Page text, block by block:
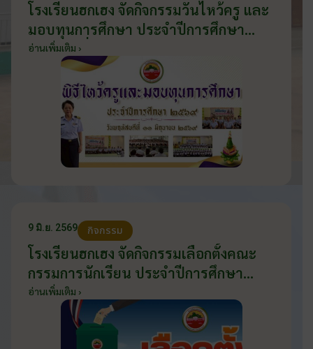
โรงเรียนฮกเฮง จัดกิจกรรมวันไหว้ครู และ
มอบทุนการศึกษา ประจำปีการศึกษา
2569 วันที่ 11 มิถุนายน 2569
อ่านเพิ่มเติม ›
9 มิ.ย. 2569 กิจกรรม
โรงเรียนฮกเฮง จัดกิจกรรมเลือกตั้งคณะ
กรรมการนักเรียน ประจำปีการศึกษา
2569 ส่งเสริมประชาธิปไตยในโรงเรียน
วันที่ 9 มิถุนายน 2569
อ่านเพิ่มเติม ›